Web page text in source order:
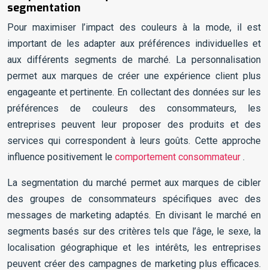
segmentation
Pour maximiser l’impact des couleurs à la mode, il est
important de les adapter aux préférences individuelles et
aux différents segments de marché. La personnalisation
permet aux marques de créer une expérience client plus
engageante et pertinente. En collectant des données sur les
préférences de couleurs des consommateurs, les
entreprises peuvent leur proposer des produits et des
services qui correspondent à leurs goûts. Cette approche
influence positivement le comportement consommateur .
La segmentation du marché permet aux marques de cibler
des groupes de consommateurs spécifiques avec des
messages de marketing adaptés. En divisant le marché en
segments basés sur des critères tels que l’âge, le sexe, la
localisation géographique et les intérêts, les entreprises
peuvent créer des campagnes de marketing plus efficaces.